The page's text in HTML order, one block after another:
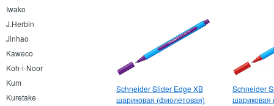
Iwako
J.Herbin
Jinhao
Kaweco
Koh-i-Noor
Kum
Kuretake
Schneider Slider Edge XB
шариковая (фиолетовая)
Schneider
шариковая